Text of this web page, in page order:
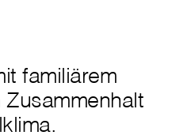
familiärem